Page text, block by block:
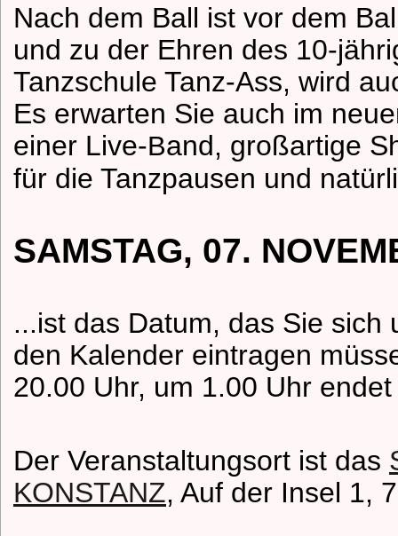
Nach dem Ball ist vor dem
und zu der Ehren des 10-
Tanzschule Tanz-Ass, wird
Es erwarten Sie auch im
einer Live-Band, großartige
für die Tanzpausen und
SAMSTAG, 07.
...ist das Datum, das Sie
den Kalender eintragen
20.00 Uhr, um 1.00 Uhr
Der Veranstaltungsort ist das
KONSTANZ, Auf der Insel 1,